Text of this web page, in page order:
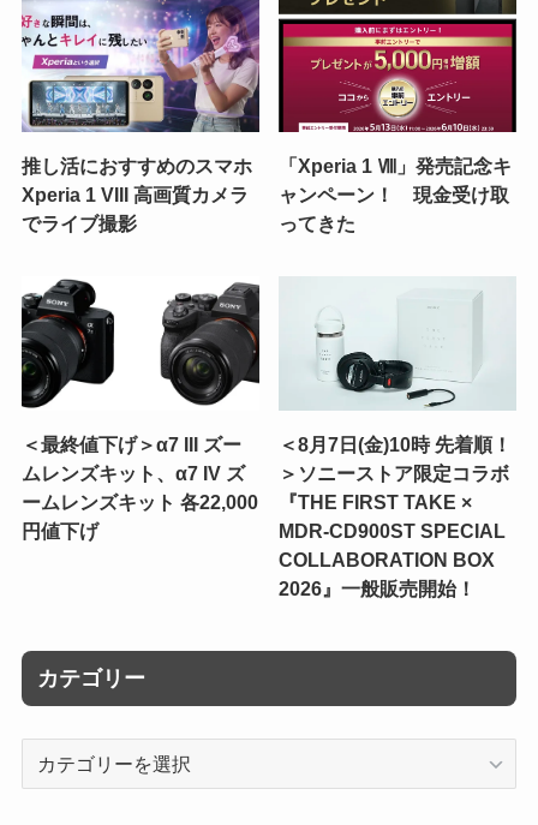
推し活におすすめのスマホ
Xperia 1 VIII 高画質カメラ
でライブ撮影
「Xperia 1 Ⅷ」発売記念キ
ャンペーン！ 現金受け取
ってきた
＜最終値下げ＞α7 III ズー
ムレンズキット、α7 IV ズ
ームレンズキット 各22,000
円値下げ
＜8月7日(金)10時 先着順！
＞ソニーストア限定コラボ
『THE FIRST TAKE ×
MDR-CD900ST SPECIAL
COLLABORATION BOX
2026』一般販売開始！
カテゴリー